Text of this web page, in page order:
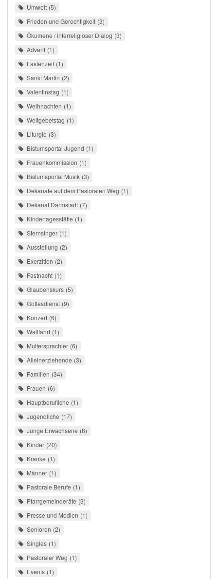
Umwelt 5
Frieden und Gerechtigkeit 3
Ökumene / interreligiöser Dialog 3
Advent 1
Fastenzeit 1
Sankt Martin 2
Valentinstag 1
Weihnachten 1
Weltgebetstag 1
Liturgie 3
Bistumsportal Jugend 1
Frauenkommission 1
Bistumsportal Musik 3
Dekanate auf dem Pastoralen Weg 1
Dekanat Darmstadt 7
Kindertagesstätte 1
Sternsinger 1
Ausstellung 2
Exerzitien 2
Fastnacht 1
Glaubenskurs 5
Gottesdienst 9
Konzert 6
Wallfahrt 1
Muttersprachler 6
Alleinerziehende 3
Familien 34
Frauen 6
Hauptberufliche 1
Jugendliche 17
Junge Erwachsene 8
Kinder 20
Kranke 1
Männer 1
Pastorale Berufe 1
Pfarrgemeinderäte 3
Presse und Medien 1
Senioren 2
Singles 1
Pastoraler Weg 1
Events 1